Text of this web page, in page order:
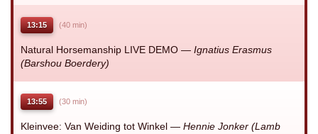
13:15 (40 min)
Natural Horsemanship LIVE DEMO — Ignatius Erasmus
(Barshou Boerdery)
13:55 (30 min)
Kleinvee: Van Weiding tot Winkel — Hennie Jonker (Lamb